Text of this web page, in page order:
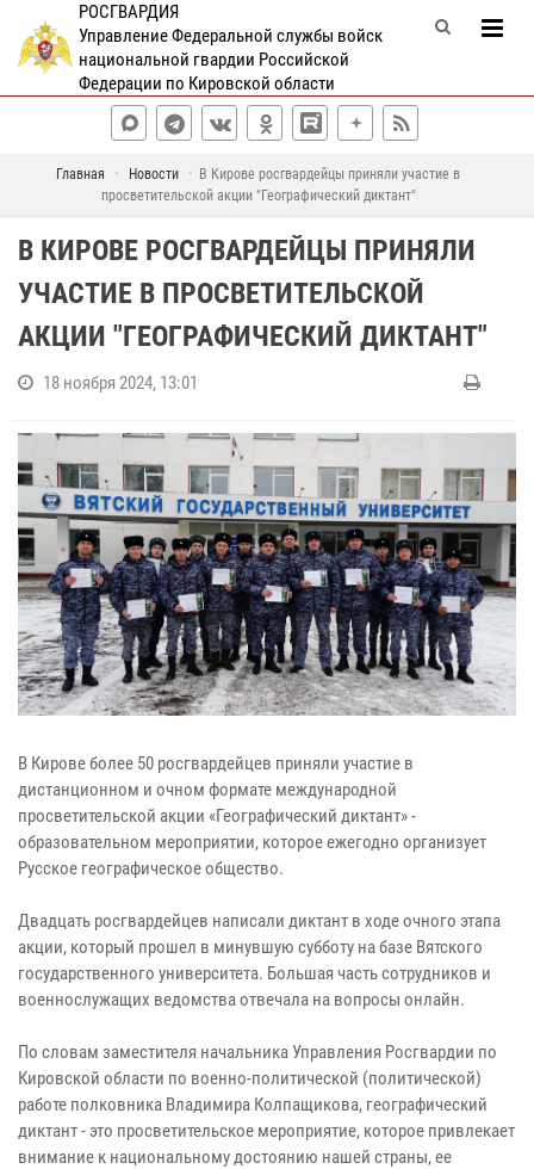
РОСГВАРДИЯ
Управление Федеральной службы войск
национальной гвардии Российской
Федерации по Кировской области
Главная Новости
В Кирове росгвардейцы приняли участие в
просветительской акции "Географический диктант"
В КИРОВЕ РОСГВАРДЕЙЦЫ ПРИНЯЛИ
УЧАСТИЕ В ПРОСВЕТИТЕЛЬСКОЙ
АКЦИИ "ГЕОГРАФИЧЕСКИЙ ДИКТАНТ"
18 ноября 2024, 13:01
В Кирове более 50 росгвардейцев приняли участие в
дистанционном и очном формате международной
просветительской акции «Географический диктант» -
образовательном мероприятии, которое ежегодно организует
Русское географическое общество.
Двадцать росгвардейцев написали диктант в ходе очного этапа
акции, который прошел в минувшую субботу на базе Вятского
государственного университета. Большая часть сотрудников и
военнослужащих ведомства отвечала на вопросы онлайн.
По словам заместителя начальника Управления Росгвардии по
Кировской области по военно-политической (политической)
работе полковника Владимира Колпащикова, географический
диктант - это просветительское мероприятие, которое привлекает
внимание к национальному достоянию нашей страны, ее